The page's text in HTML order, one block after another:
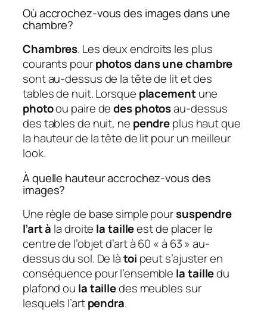
Où accrochez-vous des images dans une
chambre?
Chambres. Les deux endroits les plus
courants pourphotos dans une chambre
sont au-dessus de la tête de lit et des
tables de nuit. Lorsque placementune
photoou paire dedes photosau-dessus
des tables de nuit, ne pendreplus haut que
la hauteur de la tête de lit pour un meilleur
look.
À quelle hauteur accrochez-vous des
images?
Une règle de base simple poursuspendre
l’art à la droite la tailleest de placer le
centre de l’objet d’art à 60 « à 63 » au-
dessus du sol. De làtoi peut s’ajuster en
conséquence pour l’ensemble la tailledu
plafond ou la tailledes meubles sur
lesquels l’artpendra.